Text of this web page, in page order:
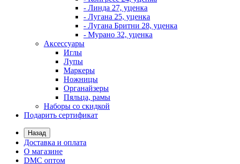
- Линда 27, уценка
- Лугана 25, уценка
- Лугана Бритни 28, уценка
- Мурано 32, уценка
Аксессуары
Иглы
Лупы
Маркеры
Ножницы
Органайзеры
Пяльца, рамы
Наборы со скидкой
Подарить сертификат
Назад
Доставка и оплата
О магазине
DMC оптом